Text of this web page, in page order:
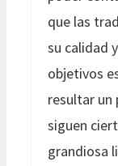
que las
su calidad
objetivos
resultar un
siguen
grandiosa